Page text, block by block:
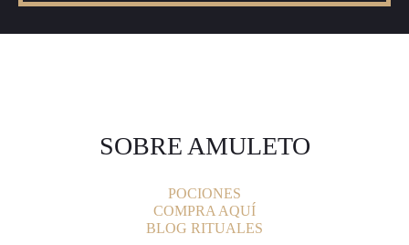
SOBRE AMULETO
POCIONES
COMPRA AQUÍ
BLOG RITUALES